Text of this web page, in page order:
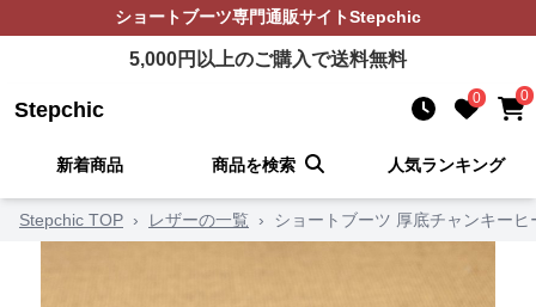
ショートブーツ専門通販サイトStepchic
5,000円以上のご購入で送料無料
Stepchic 0 0
新着商品 商品を検索 人気ランキング
Stepchic TOP › レザーの一覧 › ショートブーツ 厚底チャンキー